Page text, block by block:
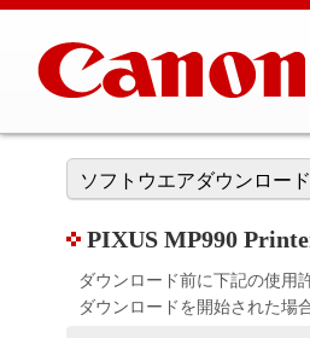
ソフトウエアダウンロー
PIXUS MP990
ダウンロード前に下記の使用
ダウンロードを開始された場